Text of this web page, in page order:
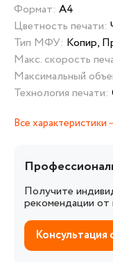
Формат: А4
Цветность печати:
Тип МФУ: Копир,
Макс. скорость
Максимальный
Технология печати:
Все характеристики
Получите
рекомендации от
Консультация